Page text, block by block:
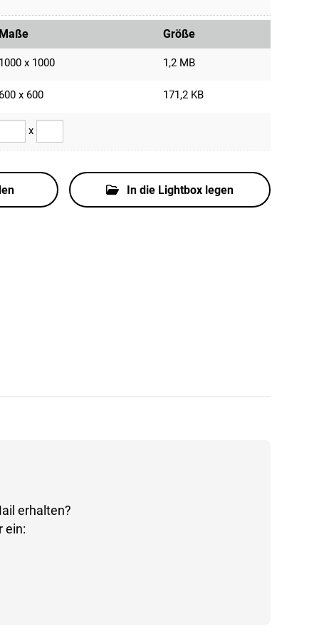
Größe
x 1000 1,2 MB
x 600 171,2 KB
x
In die Lightbox legen
erhalten?
ein: